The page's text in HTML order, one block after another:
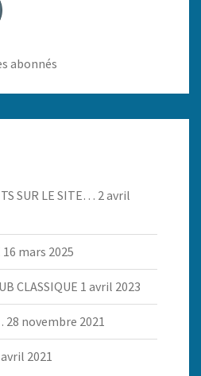
abonnés
SUR LE SITE… 2 avril
16 mars 2025
CLASSIQUE 1 avril 2023
28 novembre 2021
2021